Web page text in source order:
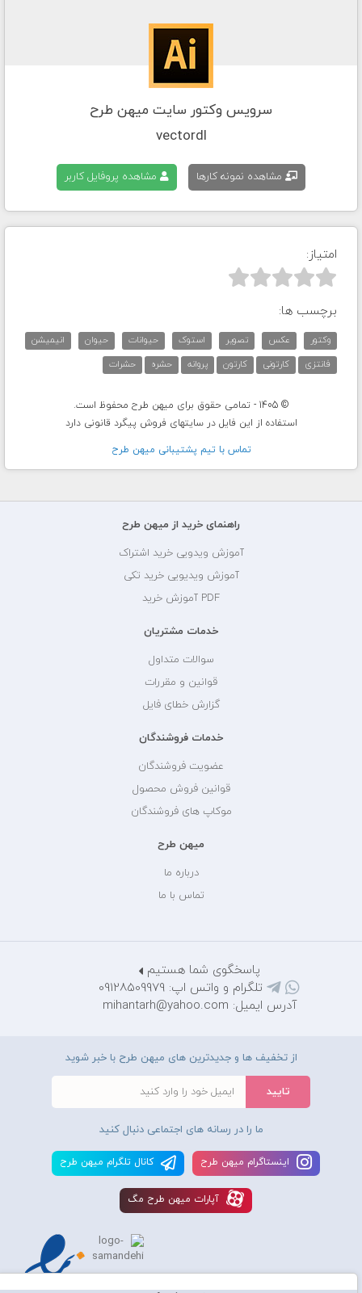
سرویس وکتور سایت میهن طرح
vectordl
مشاهده نمونه کارها مشاهده پروفایل کاربر
امتیاز:



برچسب ها:
وکتور عکس تصویر استوک حیوانات حیوان
انیمیشن
فانتزی
کارتونی کارتون پروانه حشره حشرات
© 1405 - تمامی حقوق برای میهن طرح محفوظ است.
استفاده از این فایل در سایتهای فروش پیگرد قانونی دارد
تماس با تيم پشتيبانی ميهن طرح
راهنمای خرید از میهن طرح
آموزش ویدویی خرید اشتراک
آموزش ویدیویی خرید تکی
PDF آموزش خرید
خدمات مشتریان
سوالات متداول
قوانین و مقررات
گزارش خطای فایل
خدمات فروشندگان
عضویت فروشندگان
قوانین فروش محصول
موکاپ های فروشندگان
میهن طرح
درباره ما
تماس با ما
پاسخگوی شما هستیم
تلگرام و واتس اپ: 09128509979
آدرس ایمیل: mihantarh@yahoo.com
از تخفیف ها و جدیدترین های میهن طرح با خبر شوید
ما را در رسانه های اجتماعی دنبال کنید
اينستاگرام ميهن طرح کانال تلگرام ميهن طرح
آپارات ميهن طرح مگ